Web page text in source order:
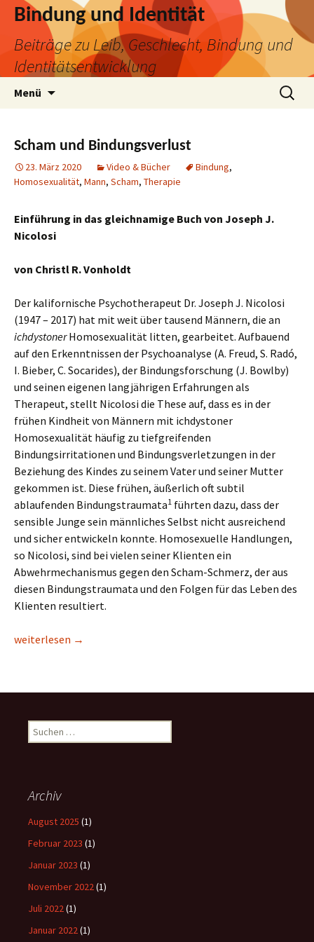
Bindung und Identität
Beiträge zu Leib, Geschlecht, Bindung und
Identitätsentwicklung
Menü
Suchen
nach:
Scham und Bindungsverlust
23. März 2020 Video & Bücher Bindung,
Homosexualität, Mann, Scham, Therapie
Einführung in das gleichnamige Buch von Joseph J.
Nicolosi
von Christl R. Vonholdt
Der kalifornische Psychotherapeut Dr. Joseph J. Nicolosi
(1947 – 2017) hat mit weit über tausend Männern, die an
ichdystonerHomosexualität litten, gearbeitet. Aufbauend
auf den Erkenntnissen der Psychoanalyse (A. Freud, S. Radó,
I. Bieber, C. Socarides), der Bindungsforschung (J. Bowlby)
und seinen eigenen langjährigen Erfahrungen als
Therapeut, stellt Nicolosi die These auf, dass es in der
frühen Kindheit von Männern mit ichdystoner
Homosexualität häufig zu tiefgreifenden
Bindungsirritationen und Bindungsverletzungen in der
Beziehung des Kindes zu seinem Vater und seiner Mutter
gekommen ist. Diese frühen, äußerlich oft subtil
ablaufenden Bindungstraumata1 führten dazu, dass der
sensible Junge sein männliches Selbst nicht ausreichend
und sicher entwickeln konnte. Homosexuelle Handlungen,
so Nicolosi, sind bei vielen seiner Klienten ein
Abwehrmechanismus gegen den Scham-Schmerz, der aus
diesen Bindungstraumata und den Folgen für das Leben des
Klienten resultiert.
Scham und Bindungsverlust
weiterlesen →
Suchen
nach:
Archiv
August 2025 (1)
Februar 2023 (1)
Januar 2023 (1)
November 2022(1)
Juli 2022(1)
Januar 2022(1)